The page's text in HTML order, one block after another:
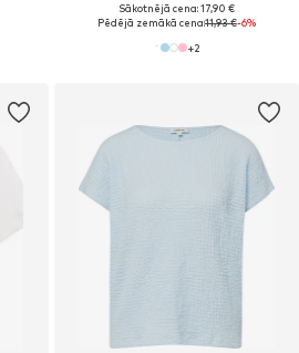
Sākotnējā cena: 17,90 €
Pēdējā zemākā cena:11,93 €-6%
+2